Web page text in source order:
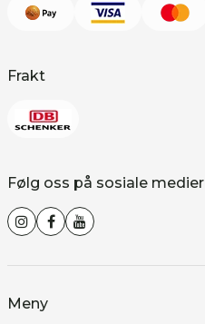
Frakt
Følg oss på sosiale medier
Meny